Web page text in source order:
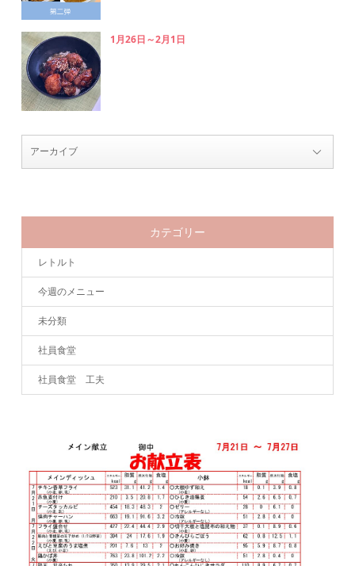
1月26日～2月1日
カテゴリー
レトルト
今週のメニュー
未分類
社員食堂
社員食堂 工夫